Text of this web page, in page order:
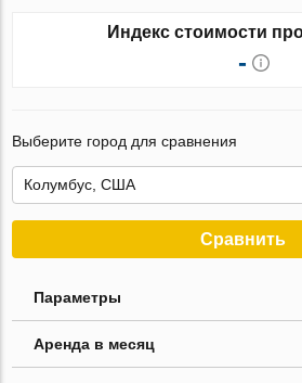
Индекс стоимости
-
Выберите город для сравнения
Сравнить
Параметры
Аренда в месяц